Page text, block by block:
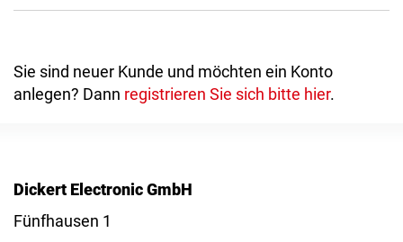
Sie sind neuer Kunde und möchten ein Konto
anlegen? Dann registrieren Sie sich bitte hier.
Dickert Electronic GmbH
Fünfhausen 1